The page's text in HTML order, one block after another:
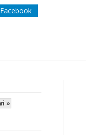
Facebook